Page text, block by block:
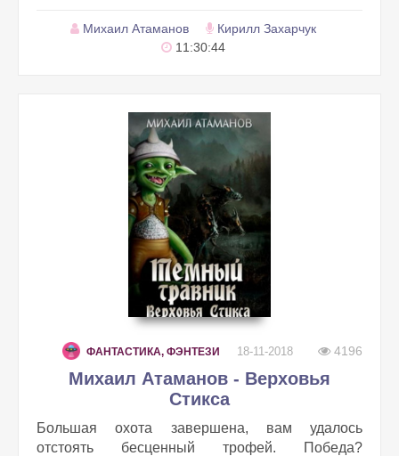
Михаил Атаманов
Кирилл Захарчук
11:30:44
ФАНТАСТИКА, ФЭНТЕЗИ 18-11-2018 4196
Михаил Атаманов - Верховья
Стикса
Большая охота завершена, вам удалось
отстоять бесценный трофей. Победа?